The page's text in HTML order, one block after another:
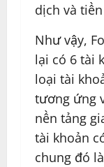
dịch và
Như vậy,
lại có 6 tài
loại tài
tương ứng
nền tảng
tài khoản
chung đó